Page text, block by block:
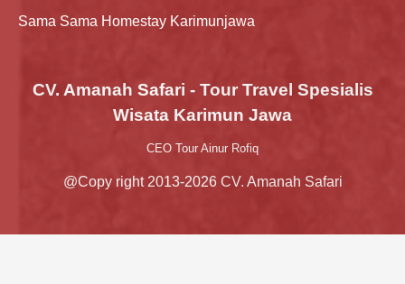
Sama Sama Homestay Karimunjawa
CV. Amanah Safari - Tour Travel Spesialis
Wisata Karimun Jawa
CEO Tour Ainur Rofiq
@Copy right 2013-2026 CV. Amanah Safari